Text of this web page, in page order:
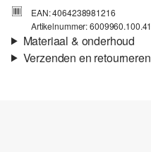
EAN: 4064238981216
Artikelnummer: 6009960.100.41
Materiaal & onderhoud
Verzenden en retourneren